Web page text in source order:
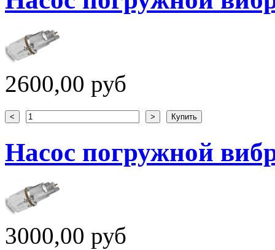
2600,00 руб
Насос погружной
3000,00 руб